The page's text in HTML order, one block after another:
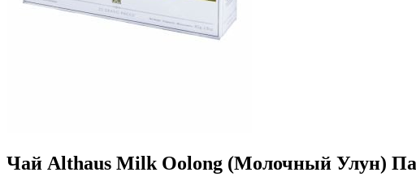
Чай Althaus Milk Oolong (Молочный Улун)